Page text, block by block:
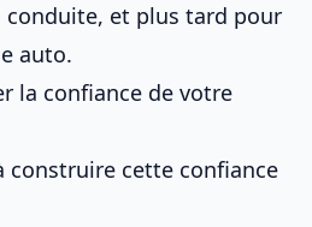
conduite, et plus tard pour
auto.
la confiance de votre
construire cette confiance